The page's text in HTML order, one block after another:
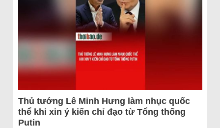
Thủ tướng Lê Minh Hưng làm nhục quốc
thể khi xin ý kiến chỉ đạo từ Tổng thống
Putin